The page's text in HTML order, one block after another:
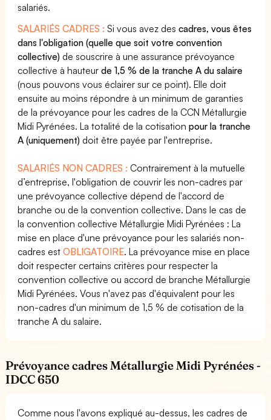
salariés.
SALARIÉS CADRES : Si vous avez descadres, vous êtes
dans l'obligation (quelle que soit votre convention
collective) de souscrire à une assurance prévoyance
collective à hauteurde 1,5 % de la tranche A du salaire
(nous pouvons vous éclairer sur ce point). Elle doit
ensuite au moins répondre à un minimum de garanties
de la prévoyance pour les cadres de la CCN Métallurgie
Midi Pyrénées. La totalité de la cotisationpour la tranche
A (uniquement) doit être payée par l'entreprise.
SALARIÉS NON CADRES : Contrairement à la mutuelle
d’entreprise, l'obligation de couvrir les non-cadres par
une prévoyance collective dépend de l'accord de
branche ou de la convention collective. Dans le cas de
la convention collective Métallurgie Midi Pyrénées : La
mise en place d'une prévoyance pour les salariés non-
cadres estOBLIGATOIRE. La prévoyance mise en place
doit respecter certains critères pour respecter la
convention collective ou accord de branche Métallurgie
Midi Pyrénées. Vous n'avez pas d'équivalent pour les
non-cadres d'un minimum de 1,5 % de cotisation de la
tranche A du salaire.
Prévoyance cadres Métallurgie Midi Pyrénées -
IDCC 650
Comme nous l'avons expliqué au-dessus, les cadres de